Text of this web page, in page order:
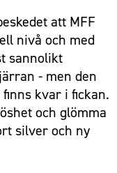
att MFF
nivå och med
sannolikt
- men den
kvar i fickan.
och glömma
silver och ny